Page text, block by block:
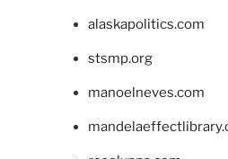
alaskapolitics.com
stsmp.org
manoelneves.com